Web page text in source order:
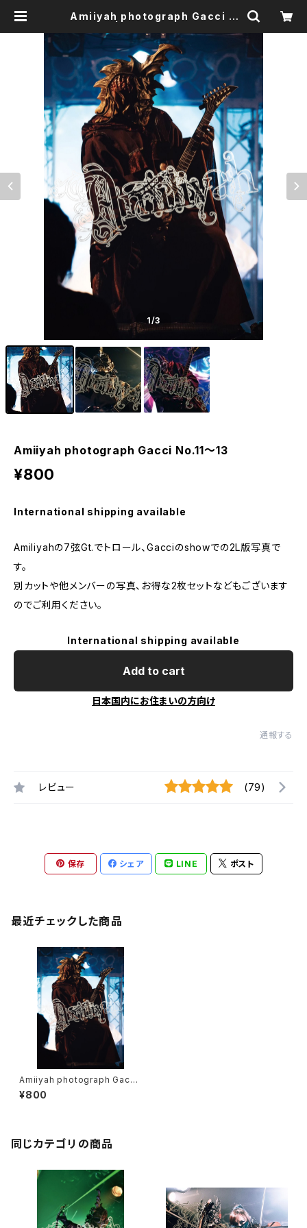
Amiiyah photograph Gacci N
ods Shop
1/3
Amiiyah photograph Gacci No.11～13
¥800
International shipping available
Amiliyahの7弦Gt.でトロール、Gacciのshowでの2L版写真で
す。
別カットや他メンバーの写真、お得な2枚セットなどもございます
のでご利用ください。
International shipping available
Add to cart
日本国内にお住まいの方向け
通報する
レビュー (79)
保存 シェア LINE ポスト
最近チェックした商品
Amiiyah photograph Gacci
No.11～13
¥800
同じカテゴリの商品